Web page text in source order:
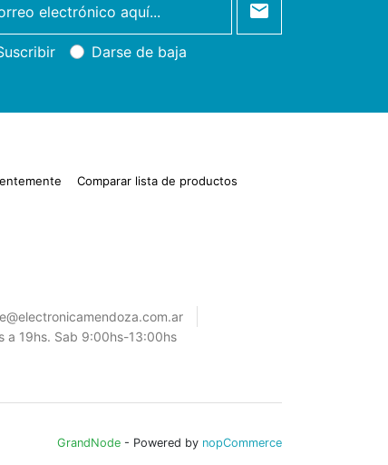
Darse de baja
Comparar lista de productos
a 19hs. Sab 9:00hs-13:00hs
GrandNode - Powered by nopCommerce